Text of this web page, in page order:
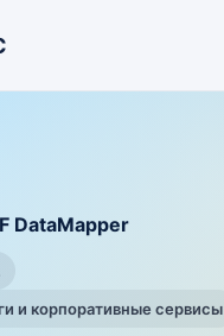
DataMapper
и корпоративные сервисы